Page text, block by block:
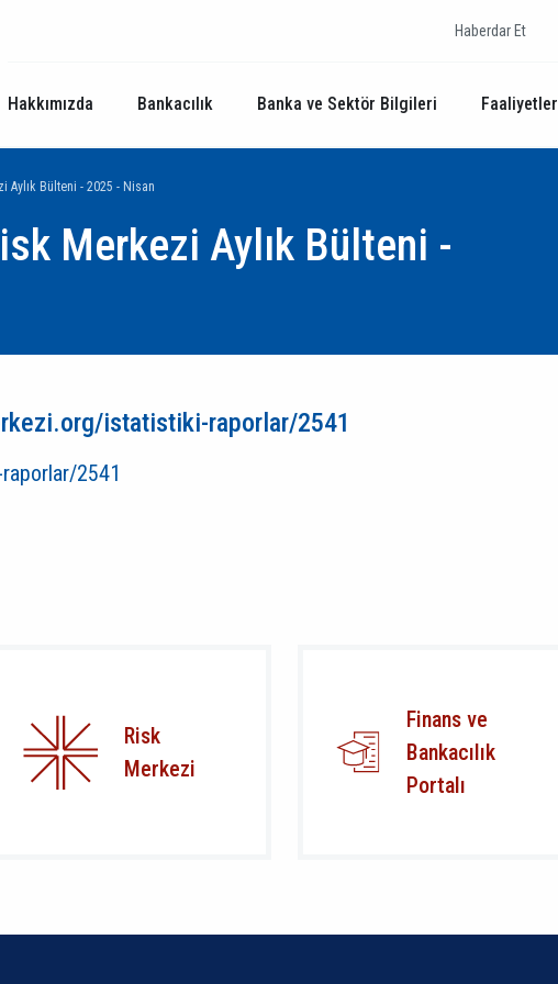
Haberdar Et
Hakkımızda Bankacılık Banka ve Sektör Bilgileri Faaliyetler
Aylık Bülteni - 2025 - Nisan
Merkezi Aylık Bülteni -
istatistiki-raporlar/2541
2541
Risk
Merkezi
Finans ve
Bankacılık
Portalı